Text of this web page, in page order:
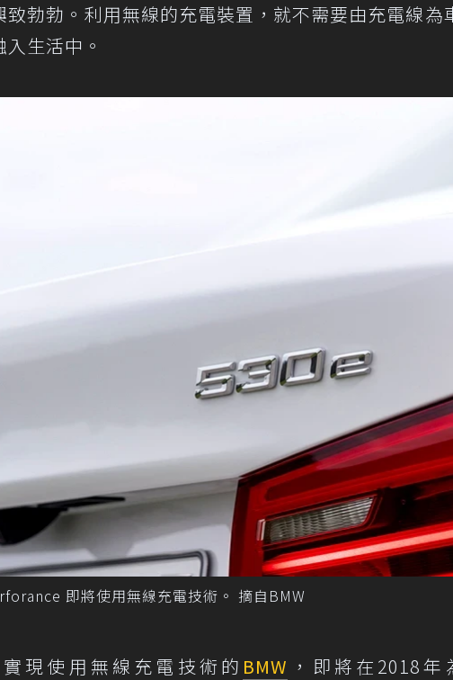
致勃勃。利用無線的充電裝置，就不需要由充電線為
生活中。
即將使用無線充電技術。 摘自BMW
現使用無線充電技術的 BMW ，即將在2018年